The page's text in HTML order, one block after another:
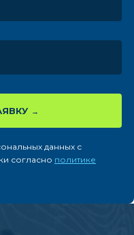
данных с
согласно политике